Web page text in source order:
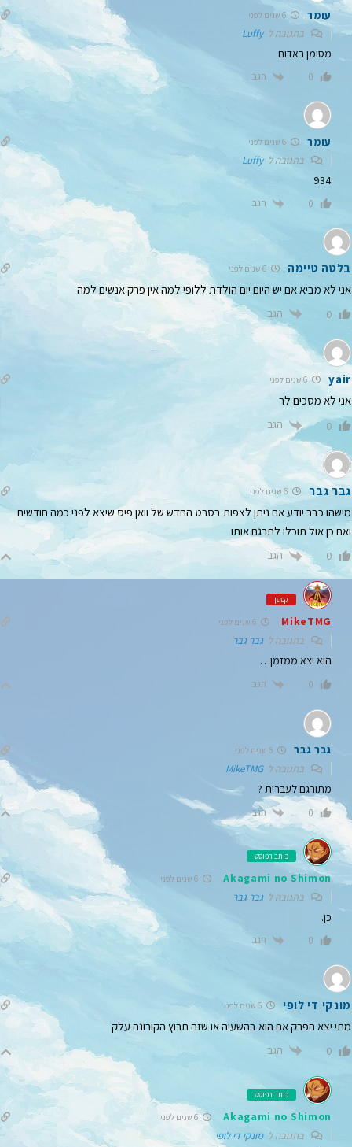
עומר
Luffy
מסומן באדום
0 הגב
עומר
Luffy
934
0 הגב
בלטה טיימה
אני לא מביא אם יש היום יום הולדת ללופי למה אין פרק אנשים למה
0 הגב
yair
אני לא מסכים לר
0 הגב
גבר גבר
מישהו כבר יודע אם ניתן לצפות בסרט החדש של וואן פיס שיצא לפני כמה חודשים
ואם כן אול תוכלו לתרגם אותו
0 הגב
קפטן
MikeTMG
גבר גבר
הוא יצא ממזמן…
0 הגב
גבר גבר
MikeTMG
מתורגם לעברית ?
0 הגב
כותב הפוסט
Akagami no Shimon
גבר גבר
כן.
0 הגב
מונקי די לופי 6 שנים לפני
מתי יצא הפרק אם הוא בהשעיה או שזה תרוץ הקורונה עלק
0 הגב
כותב הפוסט
Akagami no Shimon 6 שנים לפני
מונקי די לופי